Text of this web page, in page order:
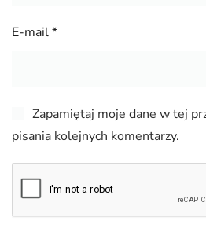
E-mail*
Zapamiętaj moje dane w tej
pisania kolejnych komentarzy.